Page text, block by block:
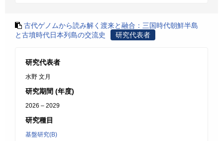
古代ゲノムから読み解く渡来と融合：三国時代朝鮮半島
と古墳時代日本列島の交流史
研究代表者
研究代表者
水野 文月
研究期間 (年度)
2026 – 2029
研究種目
基盤研究(B)